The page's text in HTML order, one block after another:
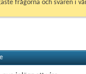
frågorna och svaren i